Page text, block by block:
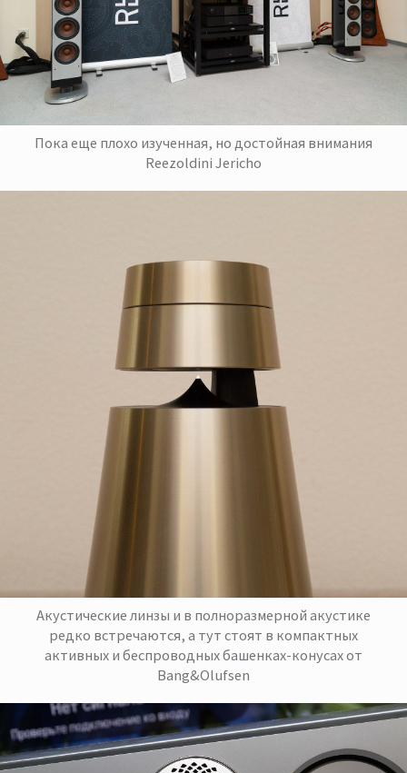
Пока еще плохо изученная, но достойная внимания
Reezoldini Jericho
Акустические линзы и в полноразмерной акустике
редко встречаются, а тут стоят в компактных
активных и беспроводных башенках-конусах от
Bang&Olufsen